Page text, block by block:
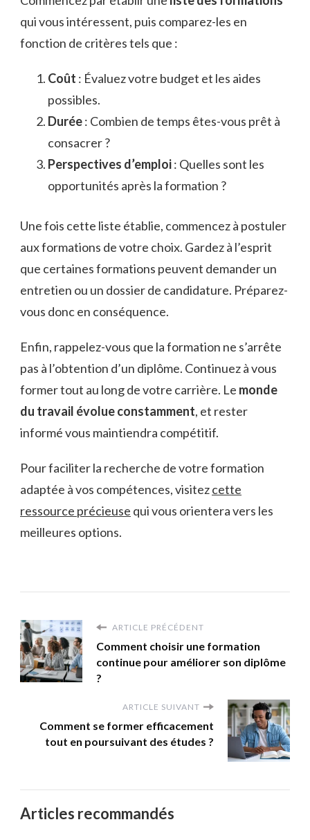
qui vous intéressent, puis comparez-les en
fonction de critères tels que :
Coût : Évaluez votre budget et les aides
possibles.
Durée: Combien de temps êtes-vous prêt à
consacrer ?
Perspectives d’emploi: Quelles sont les
opportunités après la formation ?
Une fois cette liste établie, commencez à postuler
aux formations de votre choix. Gardez à l’esprit
que certaines formations peuvent demander un
entretien ou un dossier de candidature. Préparez-
vous donc en conséquence.
Enfin, rappelez-vous que la formation ne s’arrête
pas à l’obtention d’un diplôme. Continuez à vous
former tout au long de votre carrière. Le monde
du travail évolue constamment, et rester
informé vous maintiendra compétitif.
Pour faciliter la recherche de votre formation
adaptée à vos compétences, visitezcette
ressource précieuse qui vous orientera vers les
meilleures options.
ARTICLE PRÉCÉDENT
Comment choisir une formation
continue pour améliorer son diplôme
?
ARTICLE SUIVANT
Comment se former efficacement
tout en poursuivant des études ?
Articles recommandés